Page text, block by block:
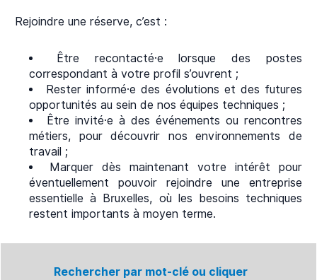
Rejoindre une réserve, c’est :
Être recontacté·e lorsque des postes
correspondant à votre profil s’ouvrent ;
Rester informé·e des évolutions et des futures
opportunités au sein de nos équipes techniques ;
Être invité·e à des événements ou rencontres
métiers, pour découvrir nos environnements de
travail ;
Marquer dès maintenant votre intérêt pour
éventuellement pouvoir rejoindre une entreprise
essentielle à Bruxelles, où les besoins techniques
restent importants à moyen terme.
Rechercher par mot-clé ou cliquer